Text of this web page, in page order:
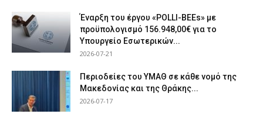
Έναρξη του έργου «POLLI-BEEs» με
προϋπολογισμό 156.948,00€ για το
Υπουργείο Εσωτερικών...
2026-07-21
Περιοδείες του ΥΜΑΘ σε κάθε νομό της
Μακεδονίας και της Θράκης...
2026-07-17